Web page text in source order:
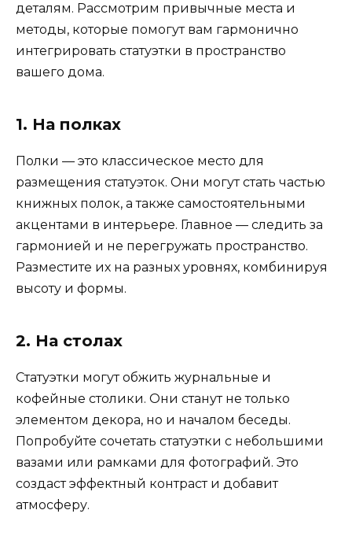
деталям. Рассмотрим привычные места и
методы, которые помогут вам гармонично
интегрировать статуэтки в пространство
вашего дома.
1. На полках
Полки — это классическое место для
размещения статуэток. Они могут стать частью
книжных полок, а также самостоятельными
акцентами в интерьере. Главное — следить за
гармонией и не перегружать пространство.
Разместите их на разных уровнях, комбинируя
высоту и формы.
2. На столах
Статуэтки могут обжить журнальные и
кофейные столики. Они станут не только
элементом декора, но и началом беседы.
Попробуйте сочетать статуэтки с небольшими
вазами или рамками для фотографий. Это
создаст эффектный контраст и добавит
атмосферу.